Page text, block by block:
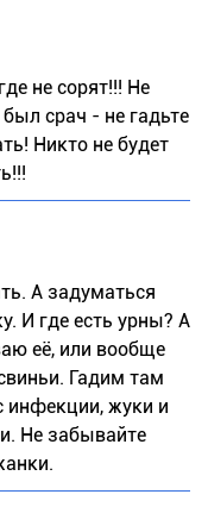
не сорят!!! Не
срач - не гадьте
Никто не будет
А задуматься
И где есть урны? А
её, или вообще
Гадим там
инфекции, жуки и
Не забывайте